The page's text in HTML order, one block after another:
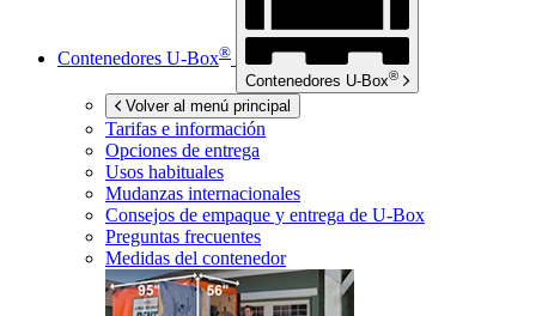
Contenedores U-Box®
Contenedores U-Box®
Volver al menú principal
Tarifas e información
Opciones de entrega
Usos habituales
Mudanzas internacionales
Consejos de empaque y entrega de U-Box
Preguntas frecuentes
Medidas del contenedor